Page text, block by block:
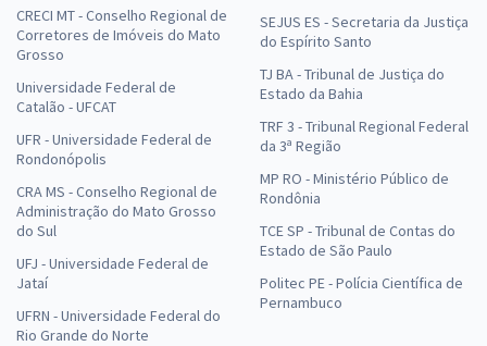
CRECI MT - Conselho Regional de
Corretores de Imóveis do Mato
Grosso
Universidade Federal de
Catalão - UFCAT
UFR - Universidade Federal de
Rondonópolis
CRA MS - Conselho Regional de
Administração do Mato Grosso
do Sul
UFJ - Universidade Federal de
Jataí
UFRN - Universidade Federal do
Rio Grande do Norte
SEJUS ES - Secretaria da Justiça
do Espírito Santo
TJ BA - Tribunal de Justiça do
Estado da Bahia
TRF 3 - Tribunal Regional Federal
da 3ª Região
MP RO - Ministério Público de
Rondônia
TCE SP - Tribunal de Contas do
Estado de São Paulo
Politec PE - Polícia Científica de
Pernambuco